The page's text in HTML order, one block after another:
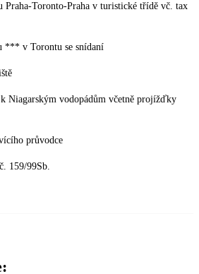
Praha-Toronto-Praha v turistické třídě vč. tax
*** v Torontu se snídaní
Niagarským vodopádům včetně projížďky
průvodce
159/99Sb.